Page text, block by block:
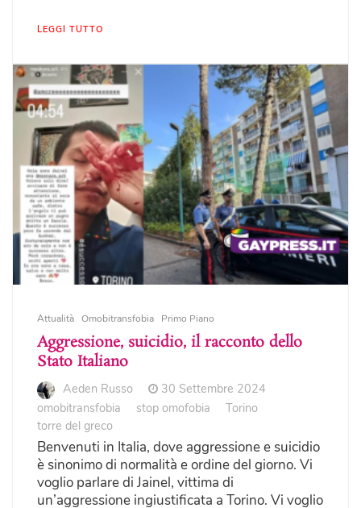
LEGGI TUTTO
Attualità Omobitransfobia Primo Piano
Aggressione, suicidio, il racconto dello
Stato Italiano
Aeden Russo
30 Settembre 2024
omobitransfobia
stop omofobia
Torino
torre del greco
Benvenuti in Italia, dove aggressione e suicidio
è sinonimo di normalità e ordine del giorno. Vi
voglio parlare di Jainel, vittima di
un’aggressione ingiustificata a Torino. Vi voglio